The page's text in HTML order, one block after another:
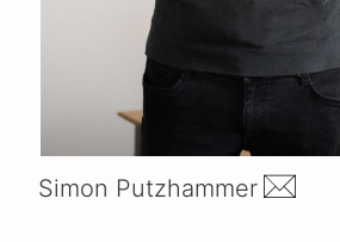
Simon Putzhammer